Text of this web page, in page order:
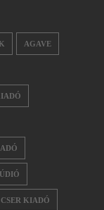
AGAVE
CSER KIADÓ